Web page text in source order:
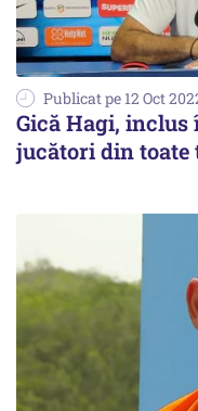
Publicat pe 12 Oct
Gică Hagi,
jucători din